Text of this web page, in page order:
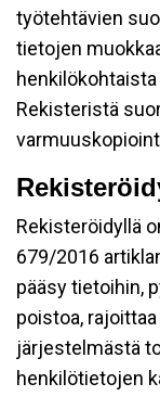
työtehtävien
tietojen
Rekisteristä
Rekisteröidyllä
679/2016
pääsy tietoihin,
poistoa,
järjestelmästä
henkilötietojen